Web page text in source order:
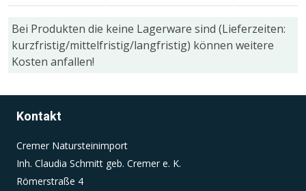
Bei Produkten die keine Lagerware sind (Lieferzeiten:
kurzfristig/mittelfristig/langfristig) können weitere
Kosten anfallen!
Kontakt
Cremer Natursteinimport
Inh. Claudia Schmitt geb. Cremer e. K.
Römerstraße 4
bessere Bedienerführung, z.B. bei den Formularen
und im Sortiment
Cookie Laufzeit:
gelöscht (Sitzungscookie)
Name:
cookie_consent